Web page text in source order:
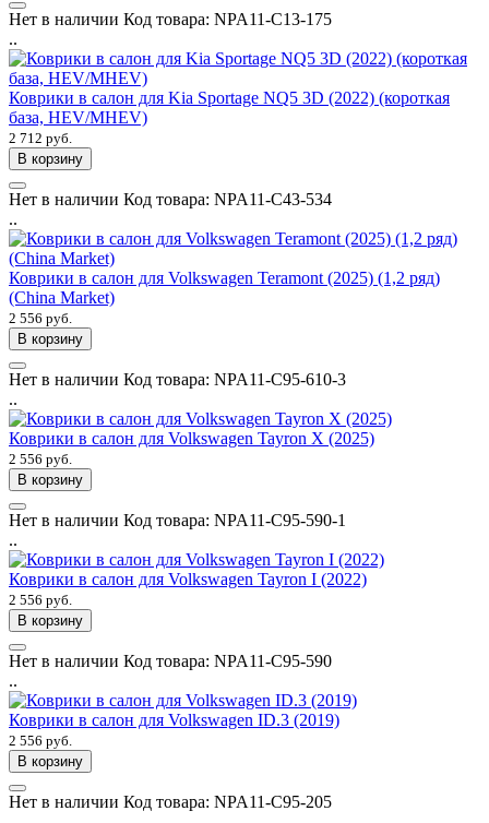
Нет в наличии Код товара: NPA11-C13-175
..
Коврики в салон для Kia Sportage NQ5 3D (2022) (короткая
база, HEV/MHEV)
2 712 руб.
В корзину
Нет в наличии Код товара: NPA11-C43-534
..
Коврики в салон для Volkswagen Teramont (2025) (1,2 ряд)
(China Market)
2 556 руб.
В корзину
Нет в наличии Код товара: NPA11-C95-610-3
..
Коврики в салон для Volkswagen Tayron X (2025)
2 556 руб.
В корзину
Нет в наличии Код товара: NPA11-C95-590-1
..
Коврики в салон для Volkswagen Tayron I (2022)
2 556 руб.
В корзину
Нет в наличии Код товара: NPA11-C95-590
..
Коврики в салон для Volkswagen ID.3 (2019)
2 556 руб.
В корзину
Нет в наличии Код товара: NPA11-C95-205